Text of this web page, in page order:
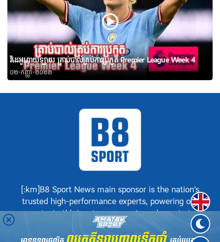
វីដេអូហាយឡាយ គ្រាប់បាល់គ្រប់ការប្រកួត Premier League Week 4
០២-កញ្ញា-២០២២
[:km]B8 Sport News main sponsor is the nation’s
trusted high-performance experts, powering our
greatest athletes, teams, sports and events to
achieve positive success.[:]